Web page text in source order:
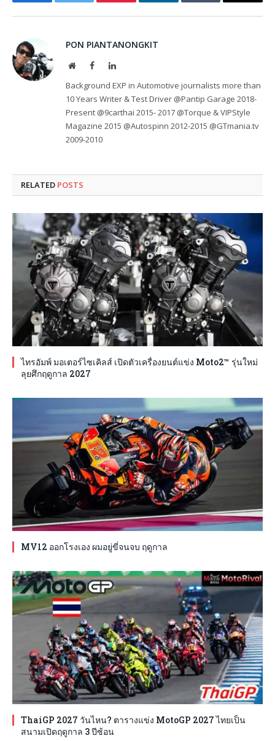
PON PIANTANONGKIT
WebsiteFacebookLinkedIn
Background EXP in Automotive journalists more than
10 Years Writer & Test Driver @Pantip Garage 2018-
Present @9carthai 2015- 2017 @Torque & VIPStyle
Magazine 2015 @Autospinn 2012-2015 @GTmania.tv
2009-2010
RELATED POSTS
ไทรอัมพ์ มอเตอร์ไซเคิลส์ เปิดตัวเครื่องยนต์แข่ง Moto2™ รุ่นใหม่
ลุยศึกฤดูกาล 2027
MV12 ออกโรงเอง ผมอยู่ขี่จนจบ ฤดูกาล
ThaiGP 2027 วันไหน? ตารางแข่ง MotoGP 2027 ไทยเป็น
สนามเปิดฤดูกาล 3 ปีซ้อน